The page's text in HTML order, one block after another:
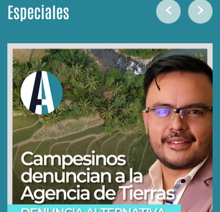
Especiales